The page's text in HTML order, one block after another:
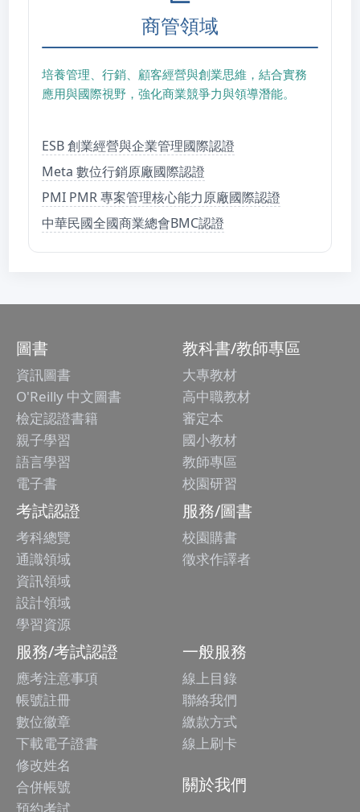
商管領域
培養管理、行銷、顧客經營與創業思維，結合實務
應用與國際視野，強化商業競爭力與領導潛能。
ESB 創業經營與企業管理國際認證
Meta 數位行銷原廠國際認證
PMI PMR 專案管理核心能力原廠國際認證
中華民國全國商業總會BMC認證
圖書
資訊圖書
O'Reilly 中文圖書
檢定認證書籍
親子學習
語言學習
電子書
教科書/教師專區
大專教材
高中職教材
審定本
國小教材
教師專區
校園研習
考試認證
考科總覽
通識領域
資訊領域
設計領域
學習資源
服務/圖書
校園購書
徵求作譯者
服務/考試認證
應考注意事項
帳號註冊
數位徽章
下載電子證書
修改姓名
合併帳號
一般服務
線上目錄
聯絡我們
繳款方式
線上刷卡
關於我們